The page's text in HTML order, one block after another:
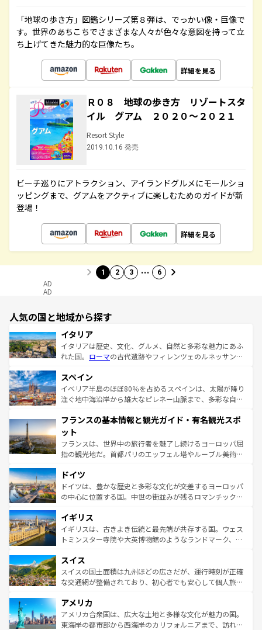
「地球の歩き方」図鑑シリーズ第８弾は、でっかい像・巨像で
す。世界のあちこちでさまざまな人々が色々な意図を持って立
ち上げてきた魅力的な巨像たち。
詳細を見る
Ｒ０８ 地球の歩き方 リゾートスタ
イル グアム ２０２０～２０２１
Resort Style
2019.10.16 発売
ビーチ巡りにアトラクション、アイランドグルメにモールショ
ッピングまで、グアムをアクティブに楽しむためのガイドが新
登場！
詳細を見る
1 2 3 … 6
AD
AD
人気の国と地域から探す
イタリア
イタリアは歴史、文化、グルメ、自然と多彩な魅力にあふ
れた国。 ローマの古代遺跡やフィレンツェのルネッサンス
ろん、トスカーナの美しい田園風景やアマルフィ海岸の絶
景など、自然景観も見逃せない。観光の合間には、本場の
ピザやパスタなど、絶品のイタリア料理を堪能することも
ませてくれるイタリアで、忘れられない旅をしてみよう！
なお、新着のイタリア情報は
しい。
スペイン
イベリア半島のほぼ80％を占めるスペインは、太陽が降り
注ぐ地中海沿岸から雄大なピレネー山脈まで、多彩な自然
文化が根付くこの国では、情熱的なフラメンコ、熱気あふ
れる闘牛、そして美味しいタパスが生活の一部となってい
る。首都マドリードの洗練された雰囲気や、バルセロナの
アートに溢れた街角から、地方では古代ローマ遺跡や中世
せる。地方によって風土や気候が異なるスペインはその個
性で訪れる人を魅了する。 なお、新着のスペイン情報は コ
ンテンツ一覧を参照してほしい。
フランスの基本情報と観光ガイド・有名観光スポ
ット
フランスは、世界中の旅行者を魅了し続けるヨーロッパ屈
指の観光地だ。首都パリのエッフェル塔やルーブル美術館
で、幅広い魅力が詰まっている。華麗な宮殿、歴史的な大
聖堂、美しいビーチ、そして豊かな自然が、訪れる者を心
から魅了する。また、フランスは美食の国としても知ら
いる。シャンパンの発祥地であるランス、プロヴァンスの
香り高いラベンダー畑など、多彩な楽しみ方が可能だ。さ
らに、パリ以外の地域にも魅力が溢れており、どの街角に
れる地方に足を運ぶとそれぞれで全く異なる文化を体験で
きるだろう。 なお、新着のフランス情報はコンテンツ一覧
を参照してほしい。
ドイツ
ドイツは、豊かな歴史と多彩な文化が交差するヨーロッパ
の中心に位置する国。中世の街並みが残るロマンチック街
顔を持つこの国は、どこを歩いても飽きることがない。ベ
ルリンの文化的活気、バイエルン州のアルプスの絶景、そ
してライン川沿いのワイン畑といった風景は必見。ビール
は、お酒好きな人にはぜひ体験してほしい。 なお、新着の
ドイツ情報はコンテンツ一覧を参照してほしい。
イギリス
イギリスは、古きよき伝統と最先端が共存する国。ウェス
トミンスター寺院や大英博物館のようなランドマーク、歴
リアごとに異なる魅力がある。また、優雅なアフタヌーン
ティー、ビール好きにはたまらない英国パブ、サッカー観
戦など、本場だからこそできる体験も豊富。イギリスを旅
ンツ一覧を参照してほしい。
スイス
スイスの国土面積は九州ほどの広さだが、運行時刻が正確
な交通網が整備されており、初心者でも安心して個人旅行
の建物がそのまま残る町や、スイスならではのユニークな
博物館もあり、アルプス観光だけでなく町歩きも満喫する
ことができる。国民の所得が高いため物価も高いが、旅行
アメリカ
アメリカ合衆国は、広大な土地と多様な文化が魅力の国。
東海岸の都市部から西海岸のカリフォルニアまで、訪れる